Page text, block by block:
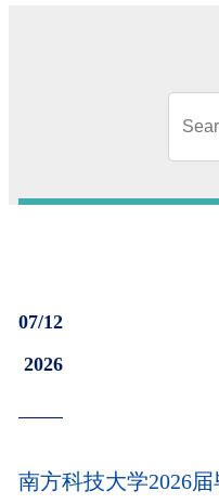
07/12
2026